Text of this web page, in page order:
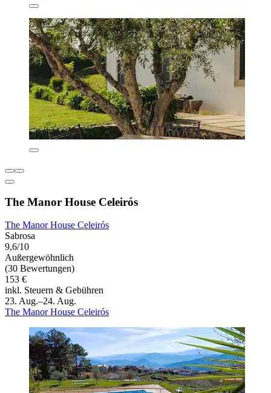
The Manor House Celeirós
The Manor House Celeirós
Sabrosa
9,6/10
Außergewöhnlich
(30 Bewertungen)
153 €
inkl. Steuern & Gebühren
23. Aug.–24. Aug.
The Manor House Celeirós